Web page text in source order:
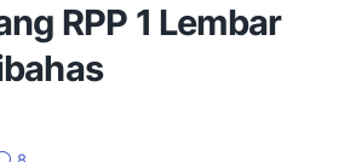
RPP 1 Lembar